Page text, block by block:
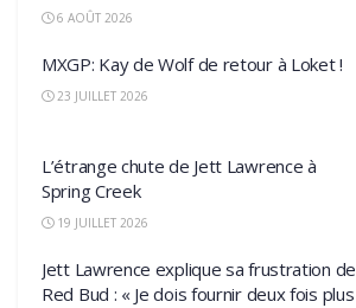
6 AOÛT 2026
MXGP: Kay de Wolf de retour à Loket !
23 JUILLET 2026
L’étrange chute de Jett Lawrence à
Spring Creek
19 JUILLET 2026
Jett Lawrence explique sa frustration de
Red Bud : « Je dois fournir deux fois plus